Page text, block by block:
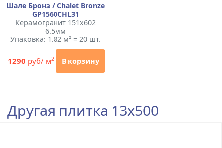
Шале Бронз / Chalet Bronze
GP1560CHL31
Керамогранит 151x602
6.5мм
Упаковка: 1.82 м² = 20 шт.
1290 руб/ м2 В корзину
Другая плитка 13x500